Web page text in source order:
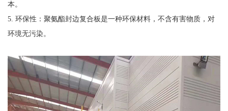
本。
5. 环保性：聚氨酯封边复合板是一种环保材料，不含有害物质，对
环境无污染。